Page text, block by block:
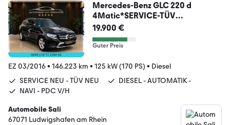
Mercedes-Benz GLC 220 d
4Matic*SERVICE-TÜV
NEU*NAVI*SHZ*EURO6*
19.900 €
Guter Preis
EZ 03/2016• 146.223 km • 125 kW (170 PS) • Diesel
SERVICE NEU - TÜV NEU
DIESEL - AUTOMATIK -
NAVI - PDC V/H
Automobile Sali
67071 Ludwigshafen am Rhein